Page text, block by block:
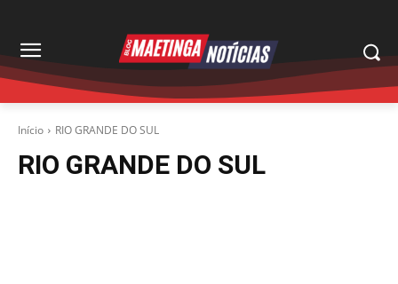
Início RIO GRANDE DO SUL
RIO GRANDE DO SUL